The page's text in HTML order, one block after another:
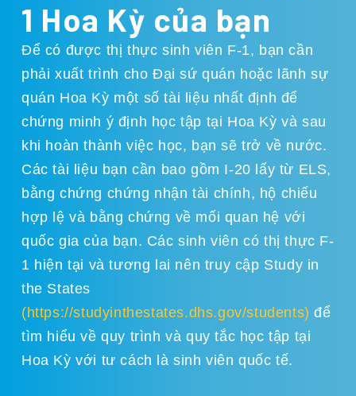
1 Hoa Kỳ của bạn
Để có được thị thực sinh viên F-1, bạn cần
phải xuất trình cho Đại sứ quán hoặc lãnh sự
quán Hoa Kỳ một số tài liệu nhất định để
chứng minh ý định học tập tại Hoa Kỳ và sau
khi hoàn thành việc học, bạn sẽ trở về nước.
Các tài liệu bạn cần bao gồm I-20 lấy từ ELS,
bằng chứng chứng nhận tài chính, hộ chiếu
hợp lệ và bằng chứng về mối quan hệ với
quốc gia của bạn. Các sinh viên có thị thực F-
1 hiện tại và tương lai nên truy cập Study in
the States
(https://studyinthestates.dhs.gov/students) để
tìm hiểu về quy trình và quy tắc học tập tại
Hoa Kỳ với tư cách là sinh viên quốc tế.